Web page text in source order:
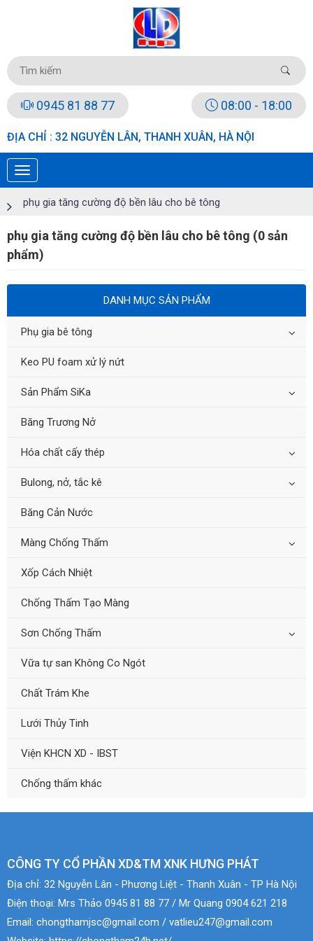
0945 81 88 77 08:00 - 18:00
ĐỊA CHỈ : 32 NGUYỄN LÂN, THANH XUÂN, HÀ NỘI
phụ gia tăng cường độ bền lâu cho bê tông
phụ gia tăng cường độ bền lâu cho bê tông (0 sản
phẩm)
DANH MỤC SẢN PHẨM
Phụ gia bê tông
Keo PU foam xử lý nứt
Sản Phẩm SiKa
Băng Trương Nở
Hóa chất cấy thép
Bulong, nở, tắc kê
Băng Cản Nước
Màng Chống Thấm
Xốp Cách Nhiệt
Chống Thấm Tạo Màng
Sơn Chống Thấm
Vữa tự san Không Co Ngót
Chất Trám Khe
Lưới Thủy Tinh
Viện KHCN XD - IBST
Chống thấm khác
CÔNG TY CỔ PHẦN XD&TM XNK HƯNG PHÁT
Địa chỉ: 32 Nguyễn Lân - Phương Liệt - Thanh Xuân - TP Hà Nội
Điện thoại: Mrs Thảo 0945 81 88 77 / Mr Quang 0904 621 218
Email: chongthamjsc@gmail.com / vatlieu247@gmail.com